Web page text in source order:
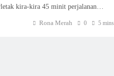
kira-kira 45 minit perjalanan…
Rona Merah 0 5 mins